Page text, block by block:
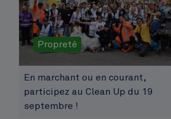
Propreté
En marchant ou en courant,
participez au Clean Up du 19
septembre !